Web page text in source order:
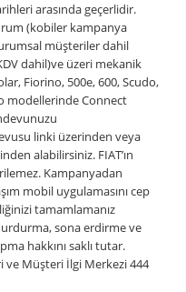
arasında geçerlidir.
(kobiler kampanya
müşteriler dahil
dahil)ve üzeri mekanik
Fiorino, 500e, 600, Scudo,
modellerinde Connect
linki üzerinden veya
alabilirsiniz. FIAT’ın
Kampanyadan
mobil uygulamasını cep
tamamlamanız
sona erdirme ve
hakkını saklı tutar.
ve Müşteri İlgi Merkezi 444